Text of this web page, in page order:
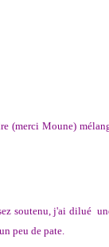
(merci Moune)
soutenu, j'ai dilué
peu de pate.